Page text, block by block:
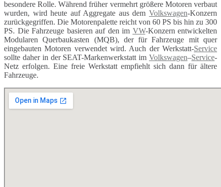
besondere Rolle. Während früher vermehrt größere Motoren verbaut
wurden, wird heute auf Aggregate aus dem Volkswagen-Konzern
zurückgegriffen. Die Motorenpalette reicht von 60 PS bis hin zu 300
PS. Die Fahrzeuge basieren auf den im VW-Konzern entwickelten
Modularen Querbaukasten (MQB), der für Fahrzeuge mit quer
eingebauten Motoren verwendet wird. Auch der Werkstatt-Service
sollte daher in der SEAT-Markenwerkstatt im Volkswagen–Service-
Netz erfolgen. Eine freie Werkstatt empfiehlt sich dann für ältere
Fahrzeuge.